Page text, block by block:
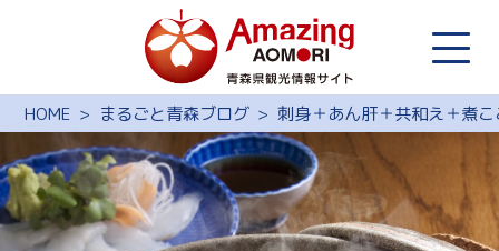
HOME まるごと青森ブログ 刺身＋あん肝＋共和え＋煮